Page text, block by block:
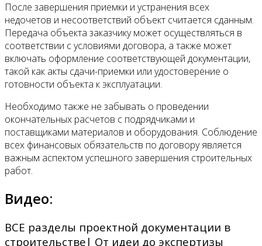
После завершения приемки и устранения всех
недочетов и несоответствий объект считается сданным.
Передача объекта заказчику может осуществляться в
соответствии с условиями договора, а также может
включать оформление соответствующей документации,
такой как акты сдачи-приемки или удостоверение о
готовности объекта к эксплуатации.
Необходимо также не забывать о проведении
окончательных расчетов с подрядчиками и
поставщиками материалов и оборудования. Соблюдение
всех финансовых обязательств по договору является
важным аспектом успешного завершения строительных
работ.
Видео:
ВСЕ разделы проектной документации в
строительстве| От идеи до экспертизы